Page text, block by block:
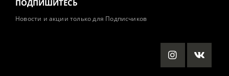
ПОДПИШИТЕСЬ
Новости и акции только для Подписчиков